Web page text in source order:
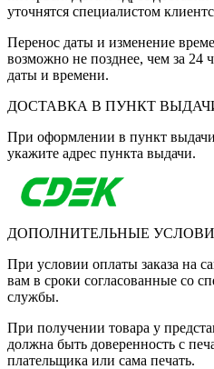
уточнятся специалистом
Перенос даты и изменение
возможно не позднее, чем за 24
даты и времени.
ДОСТАВКА В ПУНКТ
При оформлении в пункт
укажите адрес пункта выдачи.
ДОПОЛНИТЕЛЬНЫЕ
При условии оплаты заказа на
вам в сроки согласованные со
службы.
При получении товара у
должна быть доверенность с
плательщика или сама печать.